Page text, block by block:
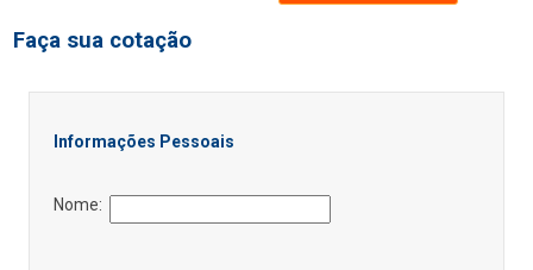
Faça sua cotação
Informações Pessoais
Nome: